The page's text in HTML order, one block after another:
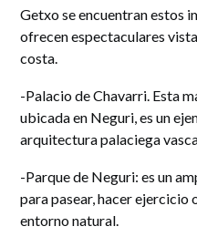
Getxo se encuentran estos
ofrecen espectaculares
costa.
-Palacio de Chavarri. Esta
ubicada en Neguri, es un
arquitectura palaciega
-Parque de Neguri: es un
para pasear, hacer ejercicio
entorno natural.